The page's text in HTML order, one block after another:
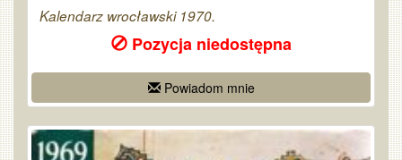
Kalendarz wrocławski 1970.
Pozycja niedostępna
Powiadom mnie